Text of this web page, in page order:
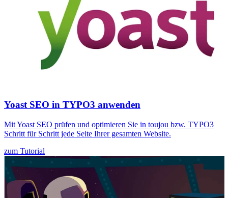
Yoast SEO in TYPO3 anwenden
Mit Yoast SEO prüfen und optimieren Sie in toujou bzw. TYPO3
Schritt für Schritt jede Seite Ihrer gesamten Website.
zum Tutorial